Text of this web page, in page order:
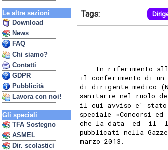
Le altre sezioni
Download
News
FAQ
Chi siamo?
Contatti
GDPR
Pubblicità
Lavora con noi!
Gli speciali
TFA Sostegno
ASMEL
Dir. scolastici
Tags:
In riferimento
il conferimento di un
di dirigente medico
sanitarie nel ruolo
il cui avviso e' stato
speciale «Concorsi
che la data  ed  il
pubblicati nella
marzo 2013.